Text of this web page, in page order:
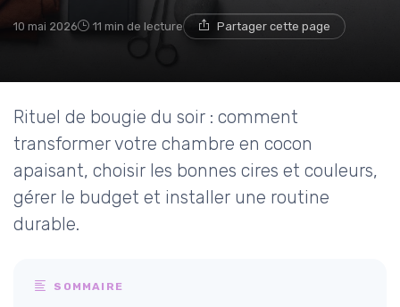
10 mai 2026 11 min de lecture Partager cette page
Rituel de bougie du soir : comment
transformer votre chambre en cocon
apaisant, choisir les bonnes cires et couleurs,
gérer le budget et installer une routine
durable.
SOMMAIRE